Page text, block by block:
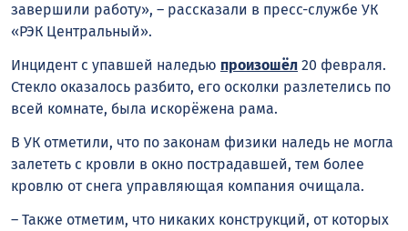
завершили работу», – рассказали в пресс-службе УК
«РЭК Центральный».
Инцидент с упавшей наледью произошёл 20 февраля.
Стекло оказалось разбито, его осколки разлетелись по
всей комнате, была искорёжена рама.
В УК отметили, что по законам физики наледь не могла
залететь с кровли в окно пострадавшей, тем более
кровлю от снега управляющая компания очищала.
– Также отметим, что никаких конструкций, от которых